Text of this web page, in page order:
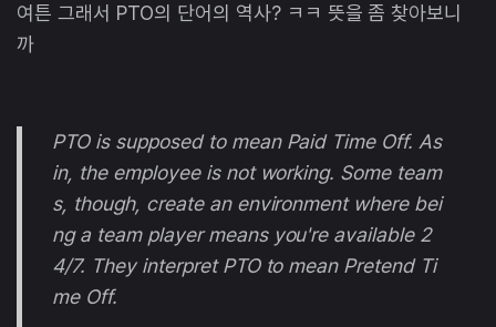
여튼 그래서 PTO의 단어의 역사? ㅋㅋ 뜻을 좀 찾아보니
까
PTO is supposed to mean Paid Time Off. As
in, the employee is not working. Some team
s, though, create an environment where bei
ng a team player means you're available 2
4/7. They interpret PTO to mean Pretend Ti
me Off.